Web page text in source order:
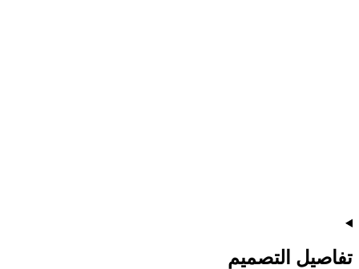
تفاصيل التصميم